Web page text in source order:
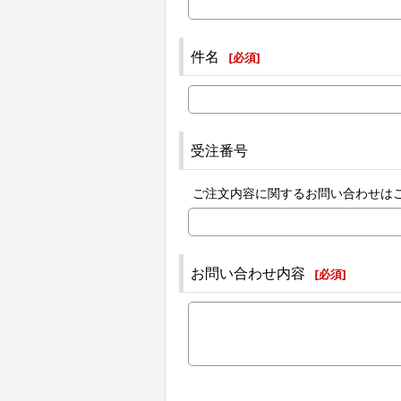
件名 [必須]
受注番号
ご注文内容に関するお問い合わせは
お問い合わせ内容 [必須]